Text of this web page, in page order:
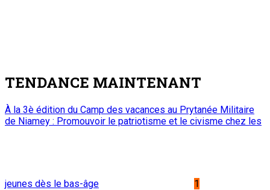
TENDANCE MAINTENANT
À la 3è édition du Camp des vacances au Prytanée Militaire
de Niamey : Promouvoir le patriotisme et le civisme chez les
jeunes dès le bas-âge
1